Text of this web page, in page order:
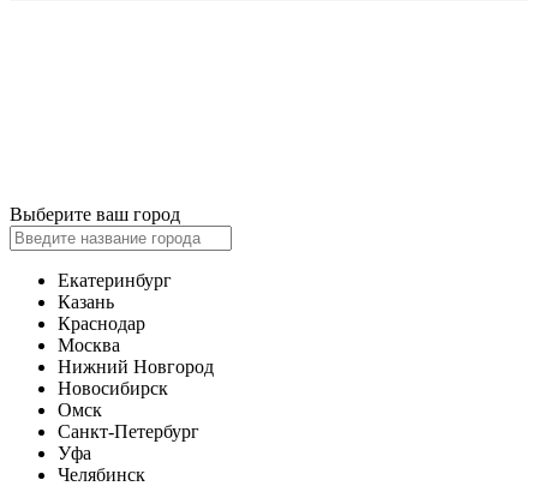
Выберите ваш город
Екатеринбург
Казань
Краснодар
Москва
Нижний Новгород
Новосибирск
Омск
Санкт-Петербург
Уфа
Челябинск